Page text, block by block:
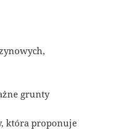
grunty
która proponuje